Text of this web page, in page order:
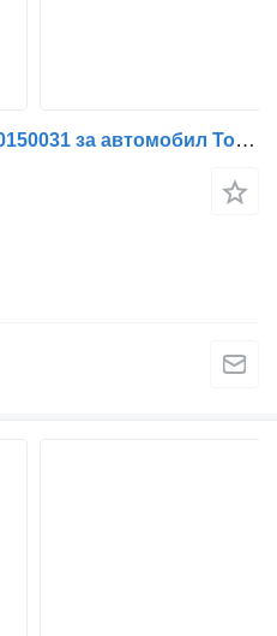
Амортисьор Y MASA 0310150031 за автомобил Toyota TACOMA